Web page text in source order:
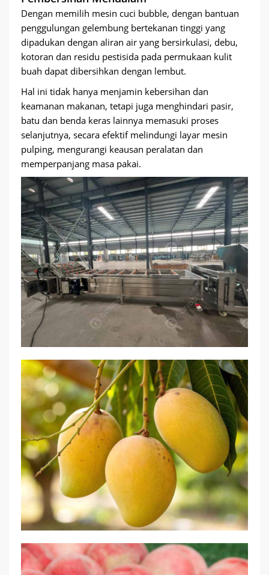
Dengan memilih mesin cuci bubble, dengan bantuan
penggulungan gelembung bertekanan tinggi yang
dipadukan dengan aliran air yang bersirkulasi, debu,
kotoran dan residu pestisida pada permukaan kulit
buah dapat dibersihkan dengan lembut.
Hal ini tidak hanya menjamin kebersihan dan
keamanan makanan, tetapi juga menghindari pasir,
batu dan benda keras lainnya memasuki proses
selanjutnya, secara efektif melindungi layar mesin
pulping, mengurangi keausan peralatan dan
memperpanjang masa pakai.